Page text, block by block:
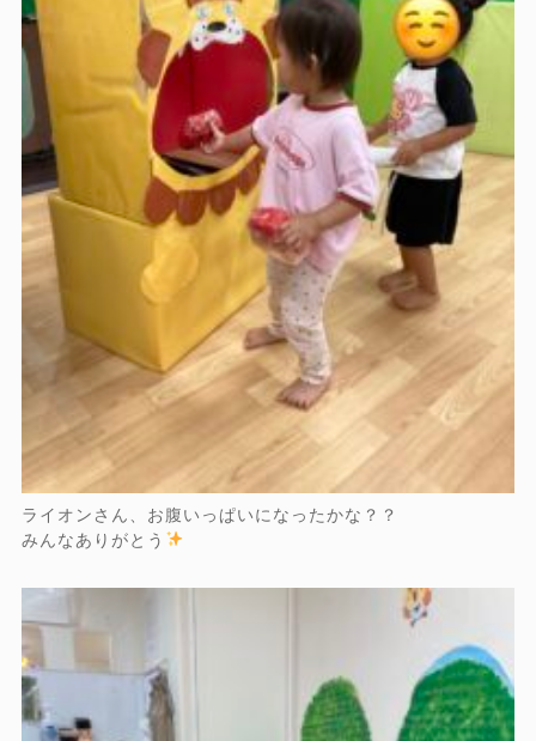
ライオンさん、お腹いっぱいになったかな？？
みんなありがとう